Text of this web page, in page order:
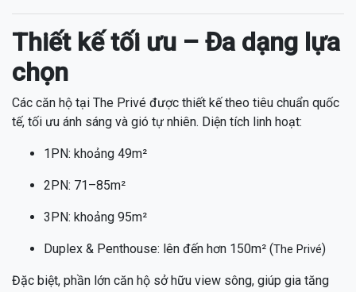
Thiết kế tối ưu – Đa dạng lựa
chọn
Các căn hộ tại The Privé được thiết kế theo tiêu chuẩn quốc
tế, tối ưu ánh sáng và gió tự nhiên. Diện tích linh hoạt:
1PN: khoảng 49m²
2PN: 71–85m²
3PN: khoảng 95m²
Duplex & Penthouse: lên đến hơn 150m² (The Privé)
Đặc biệt, phần lớn căn hộ sở hữu view sông, giúp gia tăng